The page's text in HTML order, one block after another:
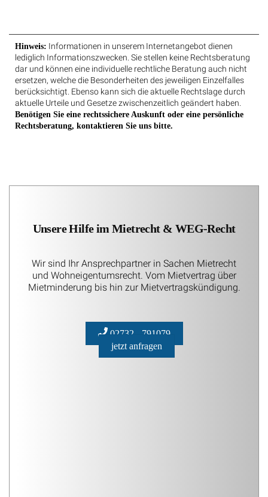
Hinweis: Informationen in unserem Internetangebot dienen
lediglich Informationszwecken. Sie stellen keine Rechtsberatung
dar und können eine individuelle rechtliche Beratung auch nicht
ersetzen, welche die Besonderheiten des jeweiligen Einzelfalles
berücksichtigt. Ebenso kann sich die aktuelle Rechtslage durch
aktuelle Urteile und Gesetze zwischenzeitlich geändert haben.
Benötigen Sie eine rechtssichere Auskunft oder eine persönliche
Rechtsberatung, kontaktieren Sie uns bitte.
Unsere Hilfe im Mietrecht & WEG-Recht
Wir sind Ihr Ansprechpartner in Sachen Mietrecht
und Wohneigentumsrecht. Vom Mietvertrag über
Mietminderung bis hin zur Mietvertragskündigung.
02732 - 791079
jetzt anfragen